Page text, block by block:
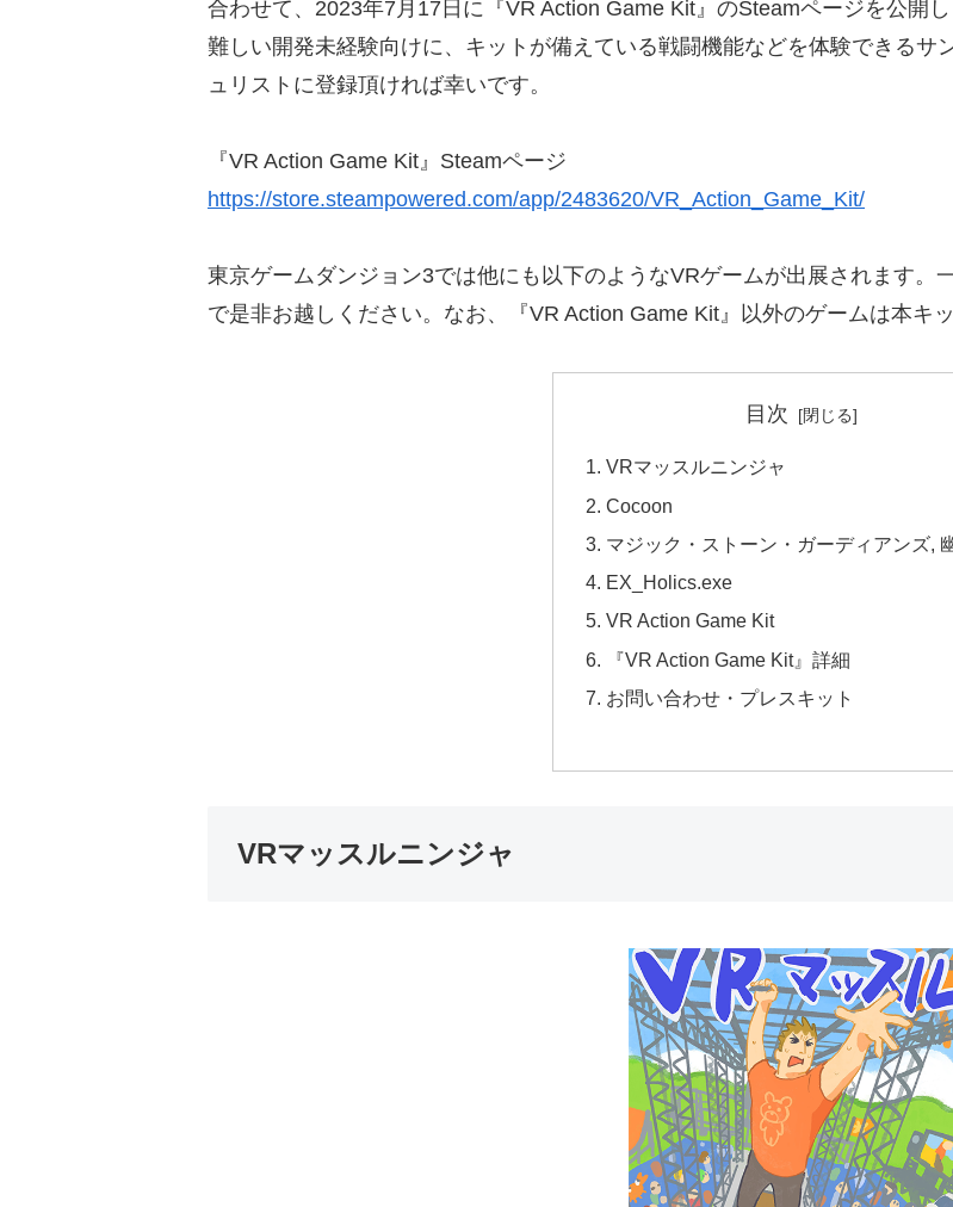
合わせて、2023年7月17日に『VR Action Game Kit』のSteamページを公開
難しい開発未経験向けに、キットが備えている戦闘機能などを体験できるサ
ュリストに登録頂ければ幸いです。
『VR Action Game Kit』Steamページ
https://store.steampowered.com/app/2483620/VR_Action_Game_Kit/
東京ゲームダンジョン3では他にも以下のようなVRゲームが出展されます。
で是非お越しください。なお、『VR Action Game Kit』以外のゲームは本キ
目次
VRマッスルニンジャ
Cocoon
マジック・ストーン・ガーディアンズ,
EX_Holics.exe
VR Action Game Kit
『VR Action Game Kit』詳細
お問い合わせ・プレスキット
VRマッスルニンジャ